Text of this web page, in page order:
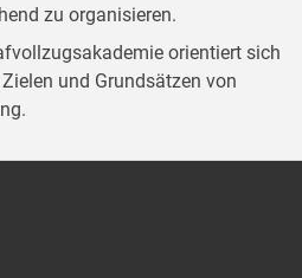
zu organisieren.
orientiert sich
und Grundsätzen von